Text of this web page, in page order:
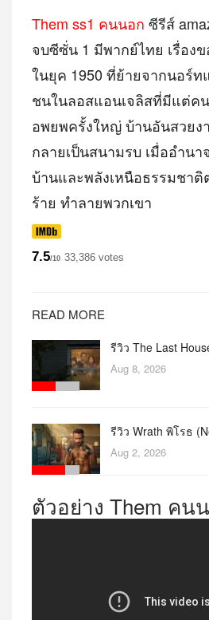
Them ss1 คนนอก ซีรีส์
จบซีซั่น 1 มีพากย์ไทย เรื่อง
ในยุค 1950 ที่ย้ายจากนอร์ท
ชนในลอสแอนเจลิสที่มีแต่ค
อพยพครั้งใหญ่ บ้านอันสวยง
กลายเป็นสนามรบ เมื่ออําน
บ้านและพลังเหนือธรรมชา
ร้าย ทําลายพวกเขา
7.5/10 33,386 votes
READ MORE
รีวิว The Last
Aug 8, 2026
รีวิว Wrath พิโรธ
Aug 2, 2026
ตัวอย่าง Them คน